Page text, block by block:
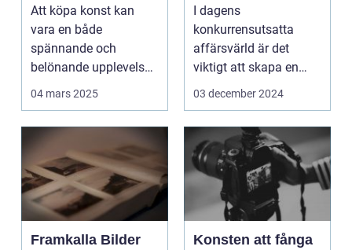
Att köpa konst kan
vara en både
spännande och
belönande upplevelse.
Det handlar...
04 mars 2025
I dagens
konkurrensutsatta
affärsvärld är det
viktigt att skapa en
arbetsmiljö s...
03 december 2024
Framkalla Bilder
Konsten att fånga